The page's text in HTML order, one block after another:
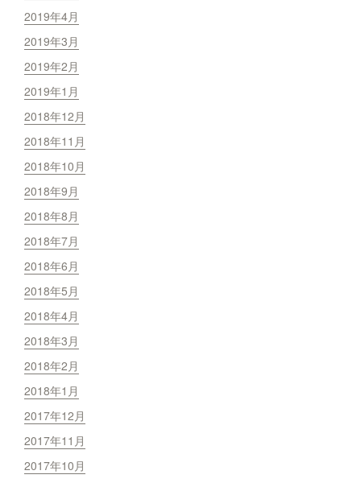
2019年4月
2019年3月
2019年2月
2019年1月
2018年12月
2018年11月
2018年10月
2018年9月
2018年8月
2018年7月
2018年6月
2018年5月
2018年4月
2018年3月
2018年2月
2018年1月
2017年12月
2017年11月
2017年10月